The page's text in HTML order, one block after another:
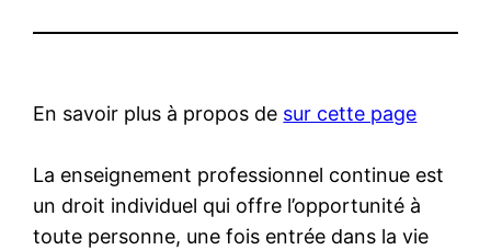
En savoir plus à propos de sur cette page
La enseignement professionnel continue est
un droit individuel qui offre l’opportunité à
toute personne, une fois entrée dans la vie